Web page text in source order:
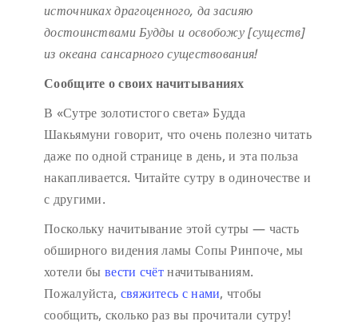
источниках драгоценного, да засияю
достоинствами Будды и освобожу [существ]
из океана сансарного существования!
Сообщите о своих начитываниях
В «Сутре золотистого света» Будда
Шакьямуни говорит, что очень полезно читать
даже по одной странице в день, и эта польза
накапливается. Читайте сутру в одиночестве и
с другими.
Поскольку начитывание этой сутры — часть
обширного видения ламы Сопы Ринпоче, мы
хотели бы вести счётначитываниям.
Пожалуйста, свяжитесь с нами, чтобы
сообщить, сколько раз вы прочитали сутру!